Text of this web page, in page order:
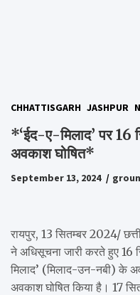
CHHATTISGARH JASHPUR
*‘ईद-ए-मिलाद’ पर 16
अवकाश घोषित*
September 13, 2024
रायपुर, 13 सितम्बर 2024/
ने अधिसूचना जारी करते हुए 16
मिलाद’ (मिलाद-उन-नबी) के
अवकाश घोषित किया है। 17